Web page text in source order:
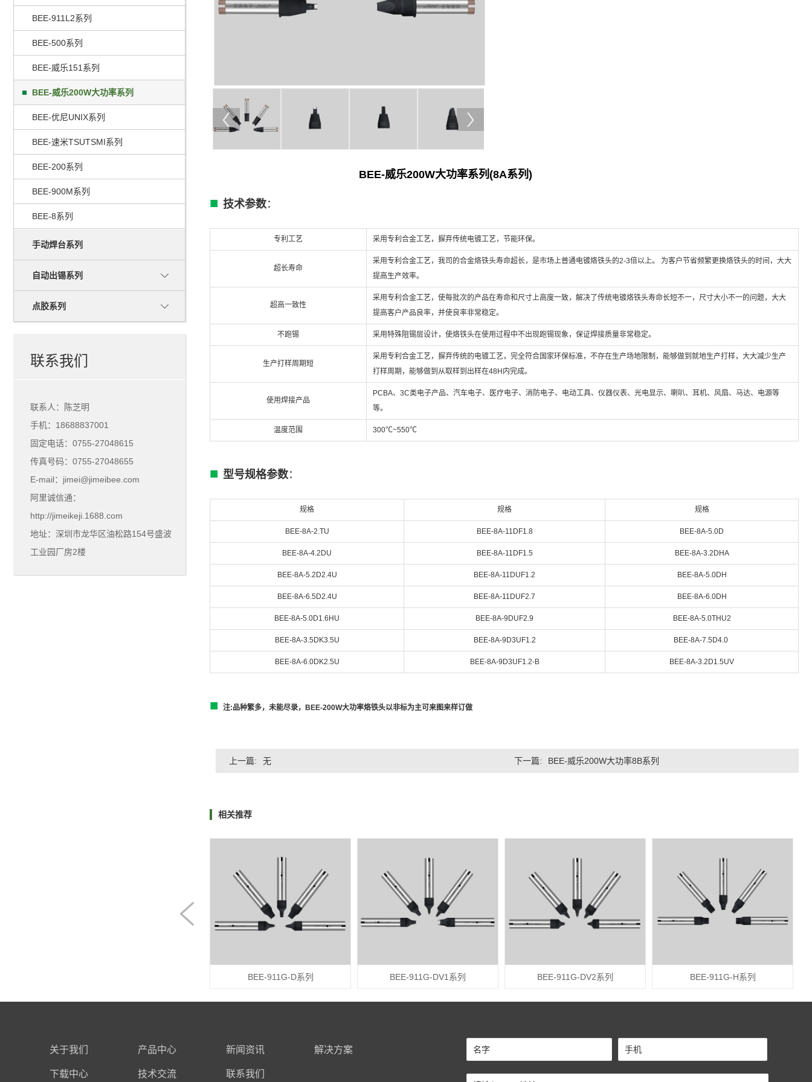
BEE-911L2系列
BEE-500系列
BEE-威乐151系列
BEE-威乐200W大功率系列
BEE-优尼UNIX系列
BEE-速米TSUTSMI系列
BEE-200系列
BEE-900M系列
BEE-8系列
手动焊台系列
自动出锡系列
点胶系列
联系我们
联系人：陈芝明
手机：18688837001
固定电话：0755-27048615
传真号码：0755-27048655
E-mail：jimei@jimeibee.com
阿里诚信通：
http://jimeikeji.1688.com
地址：深圳市龙华区油松路154号盛波
工业园厂房2楼
BEE-威乐200W大功率系列(8A系列)
■ 技术参数：
专利工艺 采用专利合金工艺，摒弃传统电镀工艺，节能环保。
超长寿命
采用专利合金工艺，我司的合金烙铁头寿命超长，是市场上普通电镀烙铁头的2-3倍以上。 为客户节省频繁更换烙铁头的时间，大大
提高生产效率。
超高一致性
采用专利合金工艺，使每批次的产品在寿命和尺寸上高度一致，解决了传统电镀烙铁头寿命长短不一，尺寸大小不一的问题，大大
提高客户产品良率，并使良率非常稳定。
不跑锡 采用特殊阻锡层设计，使烙铁头在使用过程中不出现跑锡现象，保证焊接质量非常稳定。
生产打样周期短
采用专利合金工艺，摒弃传统的电镀工艺，完全符合国家环保标准，不存在生产场地限制，能够做到就地生产打样，大大减少生产
打样周期，能够做到从取样到出样在48H内完成。
使用焊接产品
PCBA、3C类电子产品、汽车电子、医疗电子、消防电子、电动工具、仪器仪表、光电显示、喇叭、耳机、风扇、马达、电源等
等。
温度范围 300℃~550℃
■ 型号规格参数：
规格 规格 规格
BEE-8A-2.TU BEE-8A-11DF1.8 BEE-8A-5.0D
BEE-8A-4.2DU BEE-8A-11DF1.5 BEE-8A-3.2DHA
BEE-8A-5.2D2.4U BEE-8A-11DUF1.2 BEE-8A-5.0DH
BEE-8A-6.5D2.4U BEE-8A-11DUF2.7 BEE-8A-6.0DH
BEE-8A-5.0D1.6HU BEE-8A-9DUF2.9 BEE-8A-5.0THU2
BEE-8A-3.5DK3.5U BEE-8A-9D3UF1.2 BEE-8A-7.5D4.0
BEE-8A-6.0DK2.5U BEE-8A-9D3UF1.2-B BEE-8A-3.2D1.5UV
■ 注:品种繁多，未能尽录， BEE-200W大功率烙铁头以非标为主可来图来样订做
上一篇: 无 下一篇: BEE-威乐200W大功率8B系列
相关推荐
BEE-911G-D系列
BEE-911G-DV1系列 BEE-911G-DV2系列 BEE-911G-H系列
关于我们 产品中心 新闻资讯 解决方案
下载中心 技术交流 联系我们